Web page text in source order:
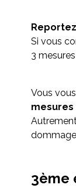
Si vous
3
Vous
mesures
3ème